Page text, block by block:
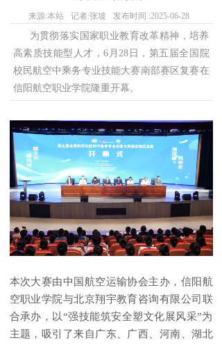
来源:本站 记者:张坡 发布时间 :2025-06-28
为贯彻落实国家职业教育改革精神，培养
高素质技能型人才，6月28日，第五届全国院
校民航空中乘务专业技能大赛南部赛区复赛在
信阳航空职业学院隆重开幕。
本次大赛由中国航空运输协会主办，信阳航
空职业学院与北京翔宇教育咨询有限公司联
合承办，以“强技能筑安全塑文化展风采”为
主题，吸引了来自广东、广西、河南、湖北